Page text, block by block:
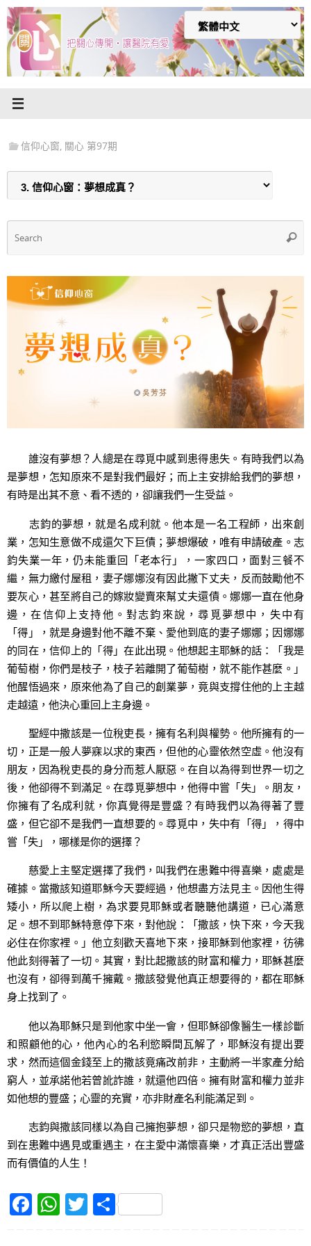
Skip
to
content
信仰心窗, 關心 第97期
誰沒有夢想？人總是在尋覓中感到患得患失。有時我們以為
是夢想，怎知原來不是對我們最好；而上主安排給我們的夢想，
有時是出其不意、看不透的，卻讓我們一生受益。
志鈞的夢想，就是名成利就。他本是一名工程師，出來創
業，怎知生意做不成還欠下巨債；夢想爆破，唯有申請破產。志
鈞失業一年，仍未能重回「老本行」，一家四口，面對三餐不
繼，無力繳付屋租，妻子娜娜沒有因此撇下丈夫，反而鼓勵他不
要灰心，甚至將自己的嫁妝變賣來幫丈夫還債。娜娜一直在他身
邊，在信仰上支持他。對志鈞來說，尋覓夢想中，失中有
「得」，就是身邊對他不離不棄、愛他到底的妻子娜娜；因娜娜
的同在，信仰上的「得」在此出現。他想起主耶穌的話：「我是
葡萄樹，你們是枝子，枝子若離開了葡萄樹，就不能作甚麼。」
他醒悟過來，原來他為了自己的創業夢，竟與支撐住他的上主越
走越遠，他決心重回上主身邊。
聖經中撒該是一位稅吏長，擁有名利與權勢。他所擁有的一
切，正是一般人夢寐以求的東西，但他的心靈依然空虛。他沒有
朋友，因為稅吏長的身分而惹人厭惡。在自以為得到世界一切之
後，他卻得不到滿足。在尋覓夢想中，他得中嘗「失」。朋友，
你擁有了名成利就，你真覺得是豐盛？有時我們以為得著了豐
盛，但它卻不是我們一直想要的。尋覓中，失中有「得」，得中
嘗「失」，哪樣是你的選擇？
慈愛上主堅定選擇了我們，叫我們在患難中得喜樂，處處是
確據。當撒該知道耶穌今天要經過，他想盡方法見主。因他生得
矮小，所以爬上樹，為求要見耶穌或者聽聽他講道，已心滿意
足。想不到耶穌特意停下來，對他說：「撒該，快下來，今天我
必住在你家裡。」他立刻歡天喜地下來，接耶穌到他家裡，彷彿
他此刻得著了一切。其實，對比起撒該的財富和權力，耶穌甚麼
也沒有，卻得到萬千擁戴。撒該發覺他真正想要得的，都在耶穌
身上找到了。
他以為耶穌只是到他家中坐一會，但耶穌卻像醫生一樣診斷
和照顧他的心，他內心的名利慾瞬間瓦解了，耶穌沒有提出要
求，然而這個金錢至上的撒該竟痛改前非，主動將一半家產分給
窮人，並承諾他若曾訛詐誰，就還他四倍。擁有財富和權力並非
如他想的豐盛；心靈的充實，亦非財產名利能滿足到。
志鈞與撒該同樣以為自己擁抱夢想，卻只是物慾的夢想，直
到在患難中遇見或重遇主，在主愛中滿懷喜樂，才真正活出豐盛
而有價值的人生！
F W T S